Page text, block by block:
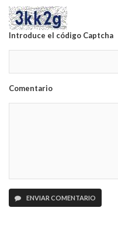
Introduce el código Captcha
Comentario
ENVIAR COMENTARIO